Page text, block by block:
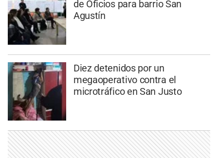
de Oficios para barrio San
Agustín
Diez detenidos por un
megaoperativo contra el
microtráfico en San Justo